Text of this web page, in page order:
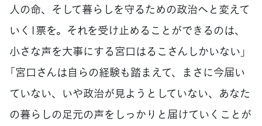
人の命、そして暮らしを守るための政治へと変えて
いく1票を。それを受け止めることができるのは、
小さな声を大事にする宮口はるこさんしかいない」
「宮口さんは自らの経験も踏まえて、まさに今届い
ていない、いや政治が見ようとしていない、あなた
の暮らしの足元の声をしっかりと届けていくことが